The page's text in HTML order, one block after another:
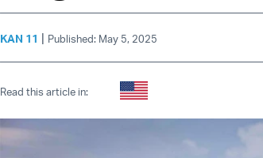
KAN 11 | Published: May 5, 2025
Read this article in: